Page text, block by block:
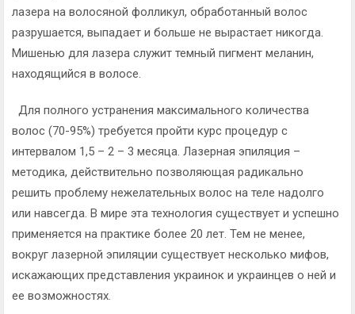
лазера на волосяной фолликул, обработанный волос
разрушается, выпадает и больше не вырастает никогда.
Мишенью для лазера служит темный пигмент меланин,
находящийся в волосе.
Для полного устранения максимального количества
волос (70-95%) требуется пройти курс процедур с
интервалом 1,5 – 2 – 3 месяца. Лазерная эпиляция –
методика, действительно позволяющая радикально
решить проблему нежелательных волос на теле надолго
или навсегда. В мире эта технология существует и успешно
применяется на практике более 20 лет. Тем не менее,
вокруг лазерной эпиляции существует несколько мифов,
искажающих представления украинок и украинцев о ней и
ее возможностях.